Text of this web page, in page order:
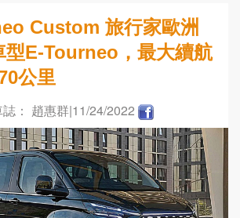
Custom 旅行家歐洲
型E-Tourneo，最大續航
公里
： 趙惠群|11/24/2022